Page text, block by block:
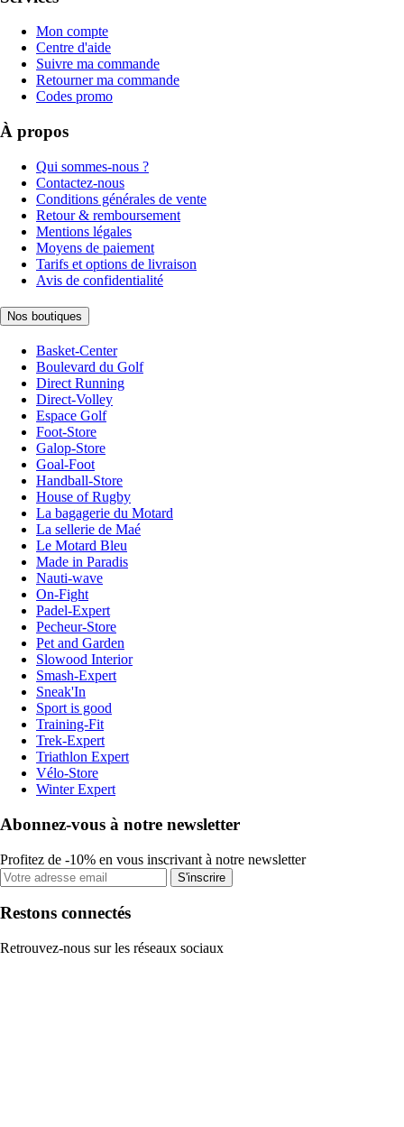
Mon compte
Centre d'aide
Suivre ma commande
Retourner ma commande
Codes promo
À propos
Qui sommes-nous ?
Contactez-nous
Conditions générales de vente
Retour & remboursement
Mentions légales
Moyens de paiement
Tarifs et options de livraison
Avis de confidentialité
Nos boutiques
Basket-Center
Boulevard du Golf
Direct Running
Direct-Volley
Espace Golf
Foot-Store
Galop-Store
Goal-Foot
Handball-Store
House of Rugby
La bagagerie du Motard
La sellerie de Maé
Le Motard Bleu
Made in Paradis
Nauti-wave
On-Fight
Padel-Expert
Pecheur-Store
Pet and Garden
Slowood Interior
Smash-Expert
Sneak'In
Sport is good
Training-Fit
Trek-Expert
Triathlon Expert
Vélo-Store
Winter Expert
Abonnez-vous à notre newsletter
Profitez de -10% en vous inscrivant à notre newsletter
S'inscrire
Restons connectés
Retrouvez-nous sur les réseaux sociaux